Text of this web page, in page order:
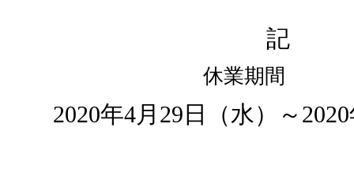
記
休業期間
2020年4月29日（水）～